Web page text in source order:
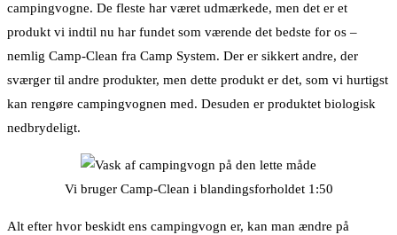
campingvogne. De fleste har været udmærkede, men det er et
produkt vi indtil nu har fundet som værende det bedste for os –
nemlig Camp-Clean fra Camp System. Der er sikkert andre, der
sværger til andre produkter, men dette produkt er det, som vi hurtigst
kan rengøre campingvognen med. Desuden er produktet biologisk
nedbrydeligt.
Vi bruger Camp-Clean i blandingsforholdet 1:50
Alt efter hvor beskidt ens campingvogn er, kan man ændre på